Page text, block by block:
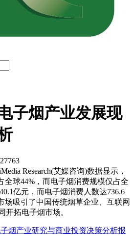
子烟产业发展现
Research(艾媒咨询)数据显示，
全球44%，而电子烟消费规模仅占全
亿元，而电子烟消费人数达736.6
场吸引了中国传统烟草企业、互联网
开拓电子烟市场。
烟产业研究与商业投资决策分析报